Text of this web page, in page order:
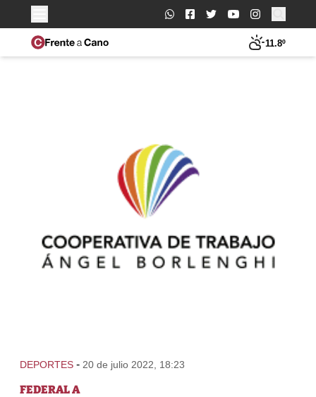
Buscar:
11.8º
DEPORTES - 20 de julio 2022, 18:23
FEDERAL A